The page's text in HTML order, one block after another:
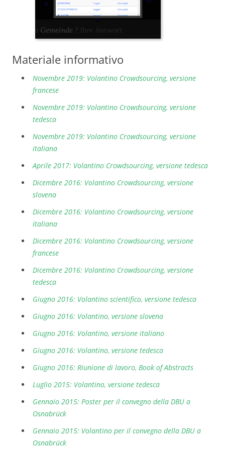
Materiale informativo
Novembre 2019: Volantino Crowdsourcing, versione
francese
Novembre 2019: Volantino Crowdsourcing, versione
tedesca
Novembre 2019: Volantino Crowdsourcing, versione
italiana
Aprile 2017: Volantino Crowdsourcing, versione tedesca
Dicembre 2016: Volantino Crowdsourcing, versione
slovena
Dicembre 2016: Volantino Crowdsourcing, versione
italiana
Dicembre 2016: Volantino Crowdsourcing, versione
francese
Dicembre 2016: Volantino Crowdsourcing, versione
tedesca
Giugno 2016: Volantino scientifico, versione tedesca
Giugno 2016: Volantino, versione slovena
Giugno 2016: Volantino, versione italiano
Giugno 2016: Volantino, versione tedesca
Giugno 2016: Riunione di lavoro, Book of Abstracts
Luglio 2015: Volantino, versione tedesca
Gennaio 2015: Poster per il convegno della DBU a
Osnabrück
Gennaio 2015: Volantino per il convegno della DBU a
Osnabrück